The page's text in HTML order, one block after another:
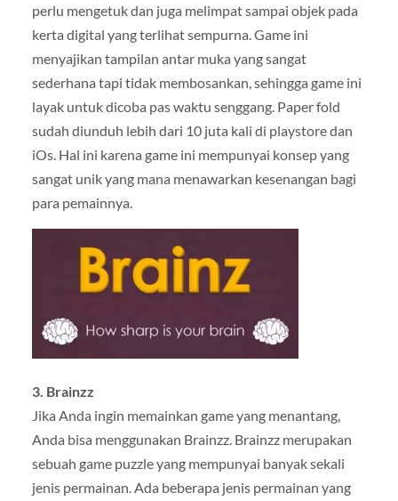
perlu mengetuk dan juga melimpat sampai objek pada
kerta digital yang terlihat sempurna. Game ini
menyajikan tampilan antar muka yang sangat
sederhana tapi tidak membosankan, sehingga game ini
layak untuk dicoba pas waktu senggang. Paper fold
sudah diunduh lebih dari 10 juta kali di playstore dan
iOs. Hal ini karena game ini mempunyai konsep yang
sangat unik yang mana menawarkan kesenangan bagi
para pemainnya.
3. Brainzz
Jika Anda ingin memainkan game yang menantang,
Anda bisa menggunakan Brainzz. Brainzz merupakan
sebuah game puzzle yang mempunyai banyak sekali
jenis permainan. Ada beberapa jenis permainan yang